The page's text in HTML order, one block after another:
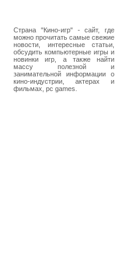
Страна "Кино-игр" - сайт, где
можно прочитать самые свежие
новости, интересные статьи,
обсудить компьютерные игры и
новинки игр, а также найти
массу полезной и
занимательной информации о
кино-индустрии, актерах и
фильмах, pc games.